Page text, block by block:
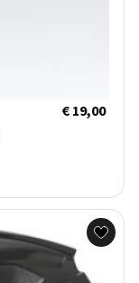
€ 19,00